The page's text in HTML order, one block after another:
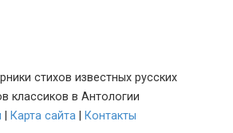
стихов известных русских
классиков в Антологии
Карта сайта Контакты